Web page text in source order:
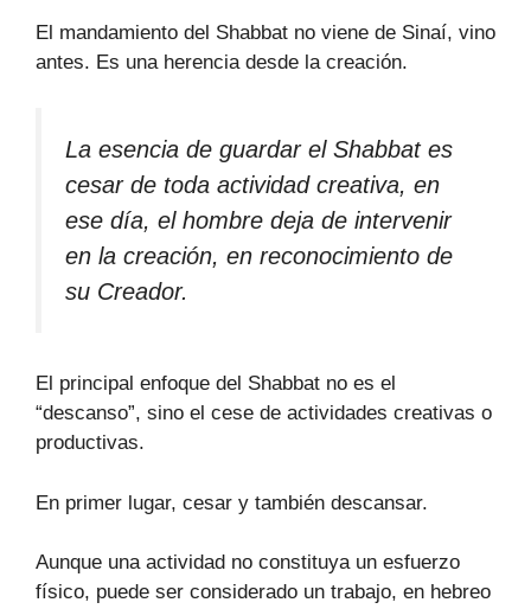
El mandamiento del Shabbat no viene de Sinaí, vino
antes. Es una herencia desde la creación.
La esencia de guardar el Shabbat es
cesar de toda actividad creativa, en
ese día, el hombre deja de intervenir
en la creación, en reconocimiento de
su Creador.
El principal enfoque del Shabbat no es el
“descanso”, sino el cese de actividades creativas o
productivas.
En primer lugar, cesar y también descansar.
Aunque una actividad no constituya un esfuerzo
físico, puede ser considerado un trabajo, en hebreo